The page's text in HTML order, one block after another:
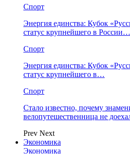
Спорт
Энергия единства: Кубок
статус крупнейшего в России…
Спорт
Энергия единства: Кубок
статус крупнейшего в…
Спорт
Стало известно, почему
велопутешественница не
Prev Next
Экономика
Экономика